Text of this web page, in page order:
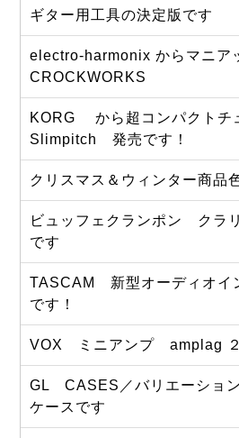
ギター用工具の決定版です
electro-harmonix からマニア
CROCKWORKS
KORG から超コンパクトチ
Slimpitch 発売です！
クリスマス＆ウィンター商品
ビュッフェクランポン クラ
です
TASCAM 新型オーディオイ
です！
VOX ミニアンプ amplag
GL CASES／バリエーショ
ケースです